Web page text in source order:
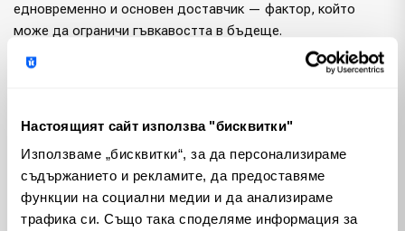
Настоящият сайт използва "бисквитки"
Използваме „бисквитки“, за да персонализираме
съдържанието и рекламите, да предоставяме
функции на социални медии и да анализираме
трафика си. Също така споделяме информация за
едновременно и основен доставчик — фактор, който
може да ограничи гъвкавостта в бъдеще.
Anthropic?
Anthropic все още не е публична компания. Това означава, че